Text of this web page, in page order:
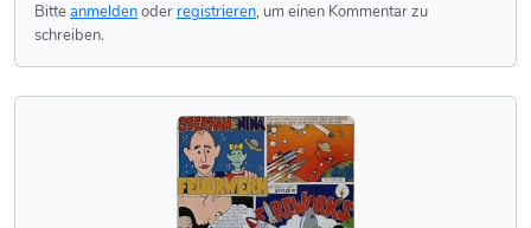
Bitteanmeldenoder registrieren, um einen Kommentar zu
schreiben.